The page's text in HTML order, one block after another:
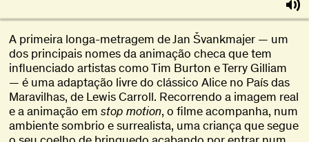
A primeira longa-metragem de Jan Švankmajer — um
dos principais nomes da animação checa que tem
influenciado artistas como Tim Burton e Terry Gilliam
— é uma adaptação livre do clássico Alice no País das
Maravilhas, de Lewis Carroll. Recorrendo a imagem real
e a animação emstop motion, o filme acompanha, num
ambiente sombrio e surrealista, uma criança que segue